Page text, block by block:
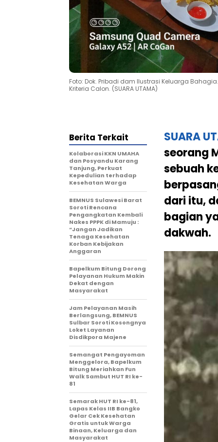
Foto: Dok. Pribadi dam Ilustrasi Keluarga
Kriteria Calon. (SUARA UTAMA)
SUARA
seorang
sebuah
dari itu,
bagian
dakwah.
Berita Terkait
Kolaborasi KKN UMAHA
dan Posyandu Karang
Tanjung, Perkuat
Kepedulian terhadap
Kesehatan Warga
BEMNUS Sulawesi Barat
Soroti Rencana
Pengangkatan Kembali
Nakes PPPK di Mamuju :
“Jangan Jadikan
Tenaga Kesehatan
Korban Kebijakan
Anggaran
Bapelkum Bitung Dorong
Pelayanan Hukum Makin
Dekat dengan
Masyarakat
Jam Pelayanan Masih
Berlangsung, BEMNUS
Sulbar Soroti Kosongnya
Loket Layanan
Disdikpora Majene
Semangat Pengayoman
Menggelora, Bapelkum
Bitung Meriahkan Fun
Walk Sambut HUT RI ke-
81
Semarak HUT RI ke-81,
Lapas Kelas IIB Bangko
Gelar Cek Kesehatan
Gratis untuk Warga
Binaan, Keluarga dan
Masyarakat